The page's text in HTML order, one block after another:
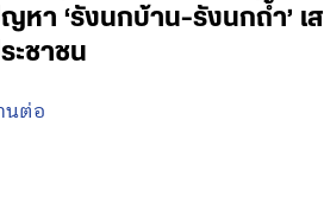
หา ‘รังนกบ้าน-รังนกถ้ำ’ เ
ะชาชน
นต่อ